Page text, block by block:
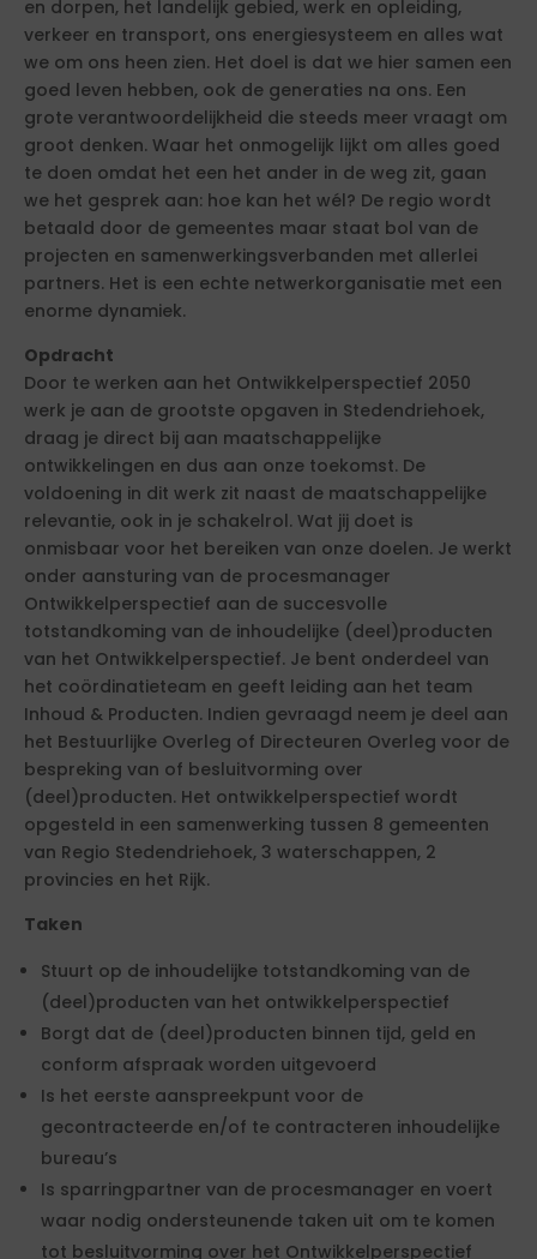
en dorpen, het landelijk gebied, werk en opleiding,
verkeer en transport, ons energiesysteem en alles wat
we om ons heen zien. Het doel is dat we hier samen een
goed leven hebben, ook de generaties na ons. Een
grote verantwoordelijkheid die steeds meer vraagt om
groot denken. Waar het onmogelijk lijkt om alles goed
te doen omdat het een het ander in de weg zit, gaan
we het gesprek aan: hoe kan het wél? De regio wordt
betaald door de gemeentes maar staat bol van de
projecten en samenwerkingsverbanden met allerlei
partners. Het is een echte netwerkorganisatie met een
enorme dynamiek.
Opdracht
Door te werken aan het Ontwikkelperspectief 2050
werk je aan de grootste opgaven in Stedendriehoek,
draag je direct bij aan maatschappelijke
ontwikkelingen en dus aan onze toekomst. De
voldoening in dit werk zit naast de maatschappelijke
relevantie, ook in je schakelrol. Wat jij doet is
onmisbaar voor het bereiken van onze doelen. Je werkt
onder aansturing van de procesmanager
Ontwikkelperspectief aan de succesvolle
totstandkoming van de inhoudelijke (deel)producten
van het Ontwikkelperspectief. Je bent onderdeel van
het coördinatieteam en geeft leiding aan het team
Inhoud & Producten. Indien gevraagd neem je deel aan
het Bestuurlijke Overleg of Directeuren Overleg voor de
bespreking van of besluitvorming over
(deel)producten. Het ontwikkelperspectief wordt
opgesteld in een samenwerking tussen 8 gemeenten
van Regio Stedendriehoek, 3 waterschappen, 2
provincies en het Rijk.
Taken
Stuurt op de inhoudelijke totstandkoming van de
(deel)producten van het ontwikkelperspectief
Borgt dat de (deel)producten binnen tijd, geld en
conform afspraak worden uitgevoerd
Is het eerste aanspreekpunt voor de
gecontracteerde en/of te contracteren inhoudelijke
bureau’s
Is sparringpartner van de procesmanager en voert
waar nodig ondersteunende taken uit om te komen
tot besluitvorming over het Ontwikkelperspectief